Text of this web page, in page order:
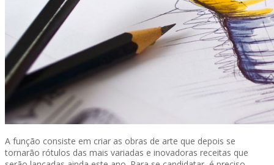
A função consiste em criar as obras de arte que depois se
tornarão rótulos das mais variadas e inovadoras receitas que